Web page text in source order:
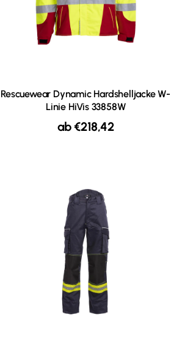
Rescuewear Dynamic Hardshelljacke W-
Linie HiVis 33858W
ab€218,42